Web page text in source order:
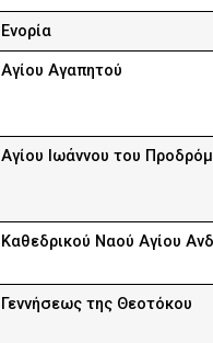
Ενορία
Αγίου Αγαπητού
Αγίου Ιωάννου του
Καθεδρικού Ναού Αγίου
Γεννήσεως της Θεοτόκου